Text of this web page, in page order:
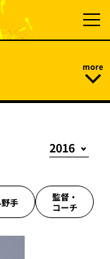
手
監督・
コーチ